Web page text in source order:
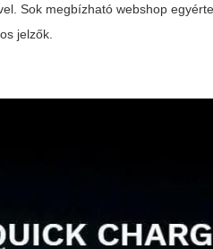
Sok megbízható webshop
jelzők.